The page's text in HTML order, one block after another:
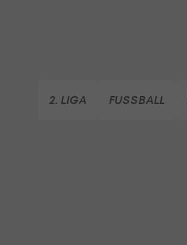
2. LIGA FUSSBALL